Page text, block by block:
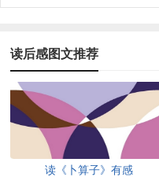
读后感图文推荐
读《卜算子》有感